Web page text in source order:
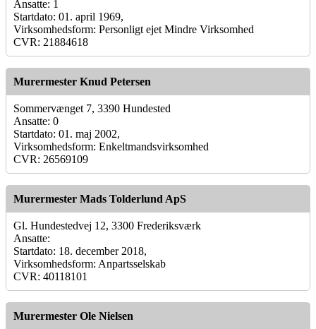
Ansatte: 1
Startdato: 01. april 1969,
Virksomhedsform: Personligt ejet Mindre Virksomhed
CVR: 21884618
Murermester Knud Petersen
Sommervænget 7, 3390 Hundested
Ansatte: 0
Startdato: 01. maj 2002,
Virksomhedsform: Enkeltmandsvirksomhed
CVR: 26569109
Murermester Mads Tolderlund ApS
Gl. Hundestedvej 12, 3300 Frederiksværk
Ansatte:
Startdato: 18. december 2018,
Virksomhedsform: Anpartsselskab
CVR: 40118101
Murermester Ole Nielsen